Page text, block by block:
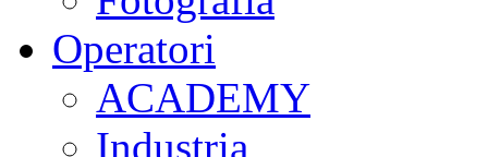
Operatori
ACADEMY
Industria